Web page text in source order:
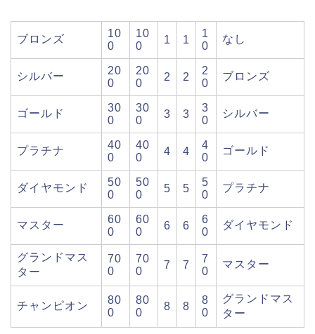
ブロンズ
10
0
10
0
1 1
1
0
なし
シルバー
20
0
20
0
2 2
2
0
ブロンズ
ゴールド
30
0
30
0
3 3
3
0
シルバー
プラチナ
40
0
40
0
4 4
4
0
ゴールド
ダイヤモンド
50
0
50
0
5 5
5
0
プラチナ
マスター
60
0
60
0
6 6
6
0
ダイヤモンド
グランドマス
ター
70
0
70
0
7 7
7
0
マスター
チャンピオン
80
0
80
0
8 8
8
0
グランドマス
ター